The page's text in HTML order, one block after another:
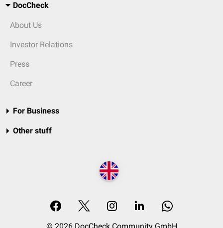
DocCheck
About Us
Investor Relations
Press
Career
For Business
Other stuff